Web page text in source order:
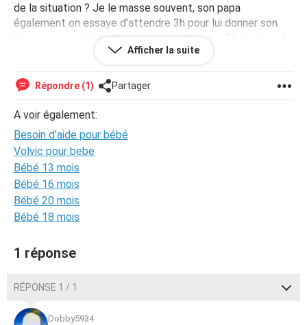
de la situation ? Je le masse souvent, son papa
également on essaye d’attendre 3h pour lui donner son
bibi mais quand il ne tiens pas on lui donne a 2h d’intervalle
par exemple (120ml). Et il n’est pas régulier du tout dans
être 7,8 dans la journée.. Et comment puis-je aider mon
l’ostéopathe
Afficher la suite
Répondre (1) Partager
A voir également:
Besoin d’aide pour bébé
Volvic pour bebe
Bébé 13 mois
Bébé 16 mois
Bébé 20 mois
Bébé 18 mois
1 réponse
RÉPONSE 1 / 1
Dobby5934